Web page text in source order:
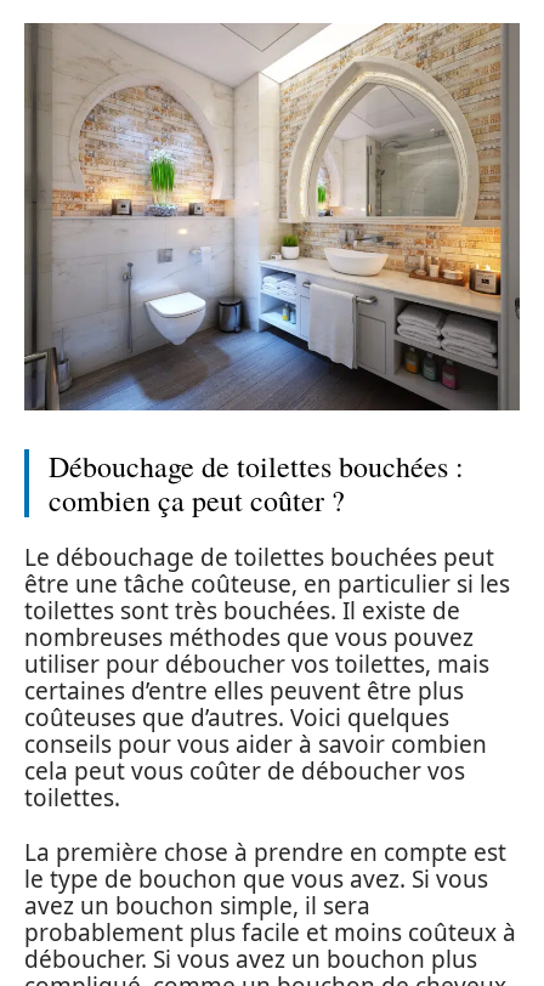
Débouchage de toilettes bouchées :
combien ça peut coûter ?
Le débouchage de toilettes bouchées peut
être une tâche coûteuse, en particulier si les
toilettes sont très bouchées. Il existe de
nombreuses méthodes que vous pouvez
utiliser pour déboucher vos toilettes, mais
certaines d’entre elles peuvent être plus
coûteuses que d’autres. Voici quelques
conseils pour vous aider à savoir combien
cela peut vous coûter de déboucher vos
toilettes.
La première chose à prendre en compte est
le type de bouchon que vous avez. Si vous
avez un bouchon simple, il sera
probablement plus facile et moins coûteux à
déboucher. Si vous avez un bouchon plus